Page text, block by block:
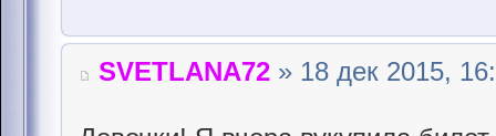
SVETLANA72 » 18 дек 2015,